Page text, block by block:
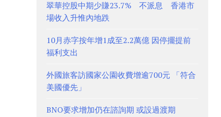
翠華控股中期少賺23.7% 不派息 香港市
場收入升惟內地跌
10月赤字按年增1成至2.2萬億 因停擺提前
福利支出
外國旅客訪國家公園收費增逾700元 「符合
美國優先」
BNO要求增加仍在諮詢期 或設過渡期